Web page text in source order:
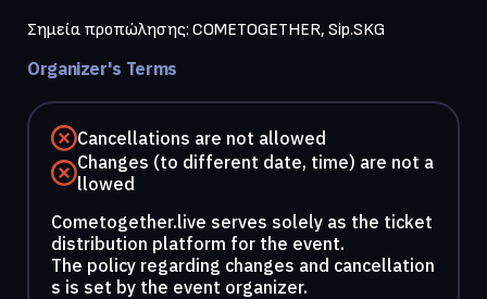
Σημεία προπώλησης: COMETOGETHER, Sip.SKG
Organizer's Terms
Cancellations are not allowed
Changes (to different date, time) are not a
llowed
Cometogether.live serves solely as the ticket
distribution platform for the event.
The policy regarding changes and cancellation
s is set by the event organizer.